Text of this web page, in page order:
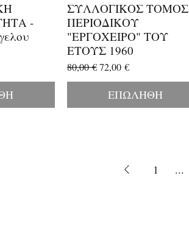
-
Γρήγορη προβολή
ΣΥΛΛΟΓΙΚΟΣ ΤΟΜΟΣ
ΠΕΡΙΟΔΙΚΟΥ
"ΕΡΓΟΧΕΙΡΟ" ΤΟΥ
ΕΤΟΥΣ 1960
Κανονική τιμή
80,00 € Τιμή Έκπτωσης
72,00 €
ΕΠΩΛΗΘΗ
1 ...